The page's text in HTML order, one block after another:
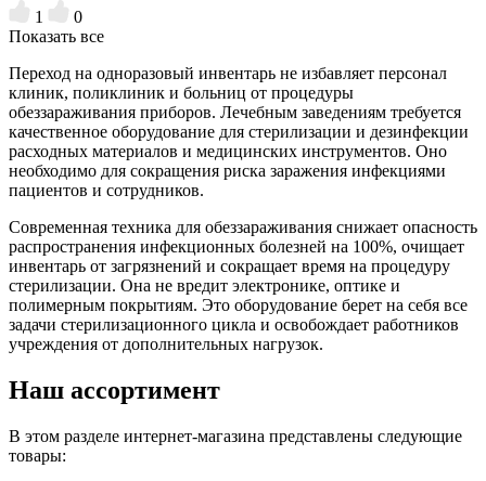
1
0
Показать все
Переход на одноразовый инвентарь не избавляет персонал
клиник, поликлиник и больниц от процедуры
обеззараживания приборов. Лечебным заведениям требуется
качественное оборудование для стерилизации и дезинфекции
расходных материалов и медицинских инструментов. Оно
необходимо для сокращения риска заражения инфекциями
пациентов и сотрудников.
Современная техника для обеззараживания снижает опасность
распространения инфекционных болезней на 100%, очищает
инвентарь от загрязнений и сокращает время на процедуру
стерилизации. Она не вредит электронике, оптике и
полимерным покрытиям. Это оборудование берет на себя все
задачи стерилизационного цикла и освобождает работников
учреждения от дополнительных нагрузок.
Наш ассортимент
В этом разделе интернет-магазина представлены следующие
товары: